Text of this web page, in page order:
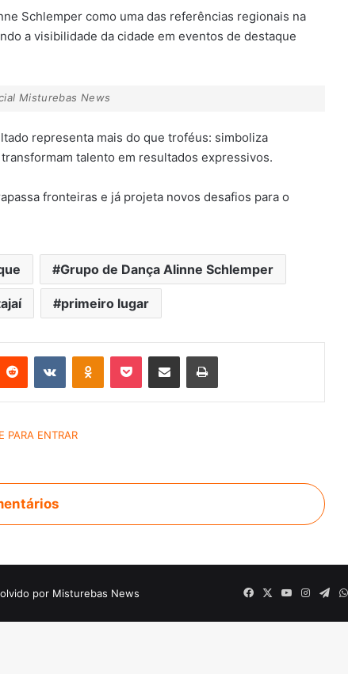
Schlemper como uma das referências regionais na
a visibilidade da cidade em eventos de destaque
Misturebas News
representa mais do que troféus: simboliza
talento em resultados expressivos.
fronteiras e já projeta novos desafios para o
Grupo de Dança Alinne Schlemper
primeiro lugar
por Misturebas News FacebookYouTube